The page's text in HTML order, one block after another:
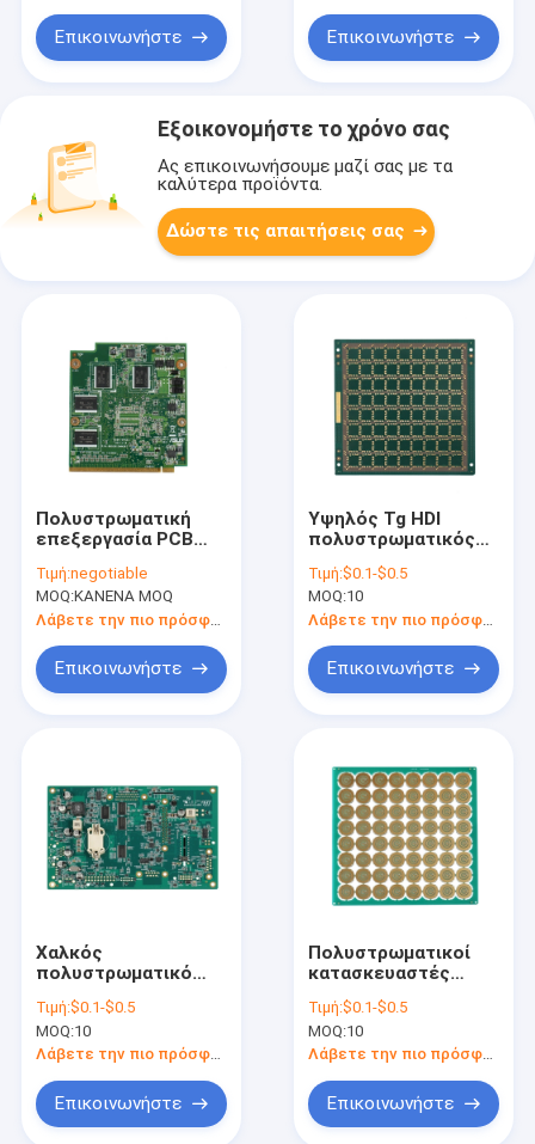
Επικοινωνήστε Επικοινωνήστε
Εξοικονομήστε το χρόνο σας
Ας επικοινωνήσουμε μαζί σας με τα
καλύτερα προϊόντα.
Δώστε τις απαιτήσεις σας
Πολυστρωματική
επεξεργασία PCB
συνελεύσεων PCB
ιατρικών συσκευών
Τιμή:negotiable
MOQ:ΚΑΝΕΝΑ MOQ
Λάβετε την πιο πρόσφατη τιμή
Επικοινωνήστε
Υψηλός Tg HDI
πολυστρωματικός
βύθισης σχεδίου
HASL cOem
Τιμή:$0.1-$0.5
MOQ:10
Επικοινωνήστε
Χαλκός
πολυστρωματικό
ISO TS16949 cOem
2oz
Τιμή:$0.1-$0.5
MOQ:10
Λάβετε την πιο πρόσφατη τιμή
Επικοινωνήστε
Πολυστρωματικοί
κατασκευαστές
κυκλωμάτων PCBs
χαλκού IBe 9um-
210um
Τιμή:$0.1-$0.5
MOQ:10
Λάβετε την πιο πρόσφατη τιμή
Επικοινωνήστε